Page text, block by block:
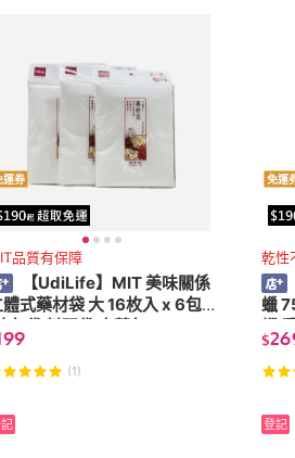
運券
品質有保障
【UdiLife】MIT 美味關係
式藥材袋 大 16枚入 x 6包
包袋 料理袋 中藥包)
(1)
免運
乾性
蠟
蠟
皮革
$
登記